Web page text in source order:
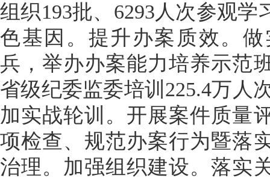
组织193批、6293人次参观
色基因。提升办案质效。
兵，举办办案能力培养示范
省级纪委监委培训225.4万人
加实战轮训。开展案件质量
项检查、规范办案行为暨落
治理。加强组织建设。落实